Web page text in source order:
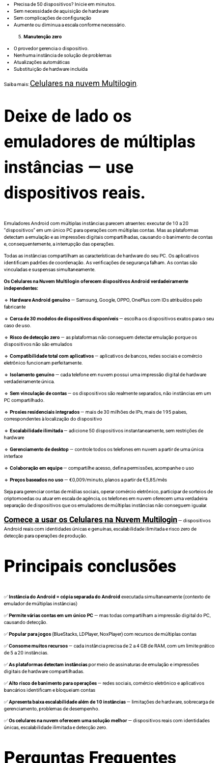
Precisa de 50 dispositivos? Inicie em minutos.
Sem necessidade de aquisição de hardware
Sem complicações de configuração
Aumente ou diminua a escala conforme necessário.
Manutenção zero
O provedor gerencia o dispositivo.
Nenhuma instância de solução de problemas
Atualizações automáticas
Substituição de hardware incluída
Saiba mais: Celulares na nuvem Multilogin.
Deixe de lado os
emuladores de múltiplas
instâncias — use
dispositivos reais.
Emuladores Android com múltiplas instâncias parecem atraentes: executar de 10 a 20
“dispositivos” em um único PC para operações com múltiplas contas. Mas as plataformas
detectam a emulação e as impressões digitais compartilhadas, causando o banimento de contas
e, consequentemente, a interrupção das operações.
Todas as instâncias compartilham as características de hardware do seu PC. Os aplicativos
identificam padrões de coordenação. As verificações de segurança falham. As contas são
vinculadas e suspensas simultaneamente.
Os Celulares na Nuvem Multilogin oferecem dispositivos Android verdadeiramente
independentes:
🔹 Hardware Android genuíno— Samsung, Google, OPPO, OnePlus com IDs atribuídos pelo
fabricante
🔹 Cerca de 30 modelos de dispositivos disponíveis— escolha os dispositivos exatos para o seu
caso de uso.
🔹 Risco de detecção zero— as plataformas não conseguem detectar emulação porque os
dispositivos não são emulados
🔹 Compatibilidade total com aplicativos— aplicativos de bancos, redes sociais e comércio
eletrônico funcionam perfeitamente.
🔹 Isolamento genuíno— cada telefone em nuvem possui uma impressão digital de hardware
verdadeiramente única.
🔹 Sem vinculação de contas— os dispositivos são realmente separados, não instâncias em um
PC compartilhado.
🔹 Proxies residenciais integrados— mais de 30 milhões de IPs, mais de 195 países,
correspondentes à localização do dispositivo
🔹 Escalabilidade ilimitada— adicione 50 dispositivos instantaneamente, sem restrições de
hardware
🔹 Gerenciamento de desktop— controle todos os telefones em nuvem a partir de uma única
interface
🔹 Colaboração em equipe— compartilhe acesso, defina permissões, acompanhe o uso
🔹 Preços baseados no uso— €0,009/minuto, planos a partir de €5,85/mês
Seja para gerenciar contas de mídias sociais, operar comércio eletrônico, participar de sorteios de
criptomoedas ou atuar em escala de agência, os telefones em nuvem oferecem uma verdadeira
separação de dispositivos que os emuladores de múltiplas instâncias não conseguem igualar.
Comece a usar os Celulares na Nuvem Multilogin— dispositivos
Android reais com identidades únicas e genuínas, escalabilidade ilimitada e risco zero de
detecção para operações de produção.
Principais conclusões
✅Instância do Android = cópia separada do Androidexecutada simultaneamente (contexto de
emulador de múltiplas instâncias)
✅Permite várias contas em um único PC — mas todas compartilham a impressão digital do PC,
causando detecção.
✅Popular para jogos(BlueStacks, LDPlayer, NoxPlayer) com recursos de múltiplas contas
✅Consome muitos recursos— cada instância precisa de 2 a 4 GB de RAM, com um limite prático
de 5 a 20 instâncias.
✅As plataformas detectam instânciaspor meio de assinaturas de emulação e impressões
digitais de hardware compartilhadas.
✅Alto risco de banimento para operações— redes sociais, comércio eletrônico e aplicativos
bancários identificam e bloqueiam contas
✅Apresenta baixa escalabilidade além de 10 instâncias— limitações de hardware, sobrecarga de
gerenciamento, problemas de desempenho.
✅Os celulares na nuvem oferecem uma solução melhor— dispositivos reais com identidades
únicas, escalabilidade ilimitada e detecção zero.